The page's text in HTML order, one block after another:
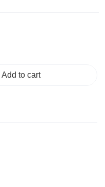
Add to cart